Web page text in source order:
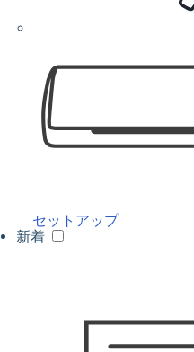
セットアップ
新着